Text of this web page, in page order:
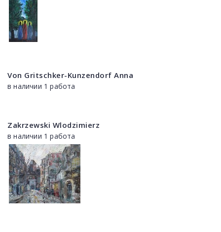
Von Gritschker-Kunzendorf Anna
в наличии 1 работа
Zakrzewski Wlodzimierz
в наличии 1 работа